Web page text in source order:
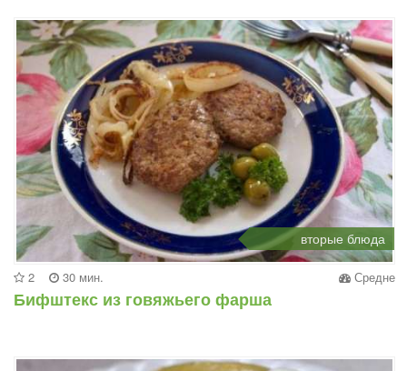
вторые блюда
2 30 мин. Средне
Бифштекс из говяжьего фарша